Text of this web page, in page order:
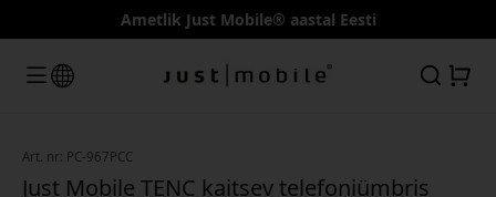
Ametlik Just Mobile® aastal Eesti
Art. nr: PC-967PCC
Just Mobile TENC kaitsev telefoniümbris